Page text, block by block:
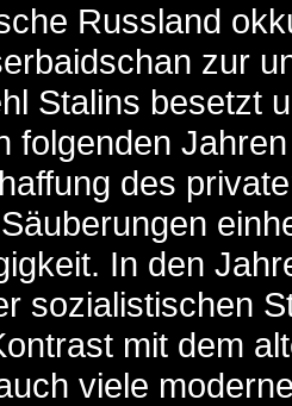
Russland
zur
Stalins besetzt
folgenden
des
In den
sozialistischen
mit dem
viele